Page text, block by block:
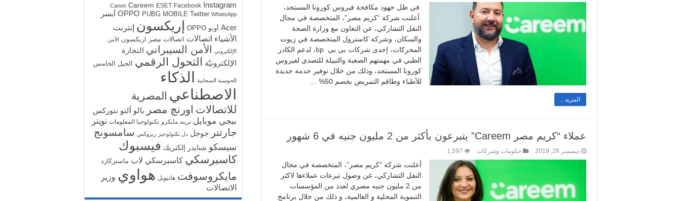
في ظل جهود مكافحة فيروس كورونا المستجد،
أعلنت شركة “كريم مصر”، المتخصصة في مجال
النقل التشاركي، عن التعاون مع وزارة الصحة
والسكان، وشركة كاسترول المتخصصة في زيوت
المحركات، إحدى شركات بى بى bp، لدعم الكادر
الطبي في مهمتهم الصعبة والنبيلة للتصدي لفيروس
كورونا المستجد، وذلك من خلال توفير خدمة جديدة
للأطباء وطاقم التمريض بخصم 50% …
المزيد ..
عملاء “كريم مصر Careem” يتبرعون بأكثر من 2 مليون جنيه في 6 شهور
ديسمبر 28, 2019 حكومات وشركات 1,597
أعلنت شركة “كريم مصر”، المتخصصة في مجال
النقل التشاركي، عن وصول تبرعات عملاءها لاكثر
من 2 مليون جنيه مصري لعدد من المؤسسات
التنموية المحلية و العالمية، و ذلك من خلال برنامج
Canon Careem ESET Facebook Instagram
OPPO PUBG MOBILE Twitter WhatsApp
آيسر
Acer أوبو OPPO إريكسون إنترنت
الأشياء اتصالات اتصالات مصر اريكسون الأمن
الإلكتروني الأمن السيبراني التجارة
الإلكترونيّة التحول الرقمي الجيل الخامس
الحوسبة السحابية الذكاء
الاصطناعي المصرية
للاتصالات اورنچ مصر بالو ألتو نتوركس
ببجي موبايل تريند مايكرو تكنولوجيا المعلومات تويتر
جارتنر جوجل دل تكنولوجيز زيروكس سامسونج
سيسكو شنايدر إلكتريك فيسبوك
كاسبرسكي كاسبرسكي لاب ماستركارد
مايكروسوفت هانيويل هواوي وزير
الاتصالات